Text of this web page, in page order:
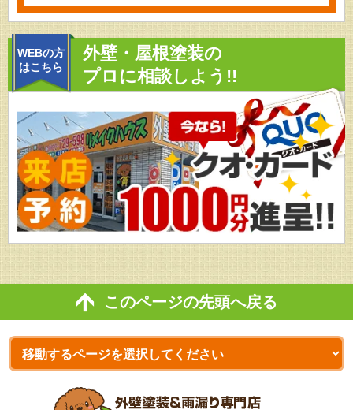
WEBの方
はこちら
外壁・屋根塗装の
プロに相談しよう!!
このページの先頭へ戻る